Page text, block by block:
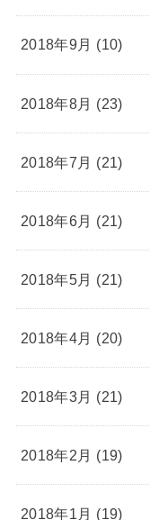
2018年9月 (10)
2018年8月 (23)
2018年7月 (21)
2018年6月 (21)
2018年5月 (21)
2018年4月 (20)
2018年3月 (21)
2018年2月 (19)
2018年1月 (19)